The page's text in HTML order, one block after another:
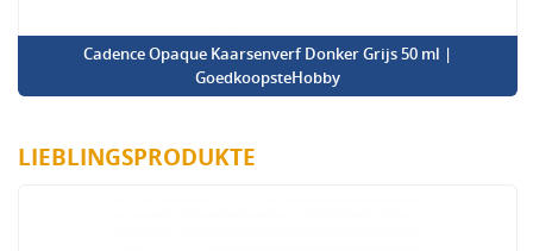
Cadence Opaque Kaarsenverf Donker Grijs 50 ml |
GoedkoopsteHobby
LIEBLINGSPRODUKTE